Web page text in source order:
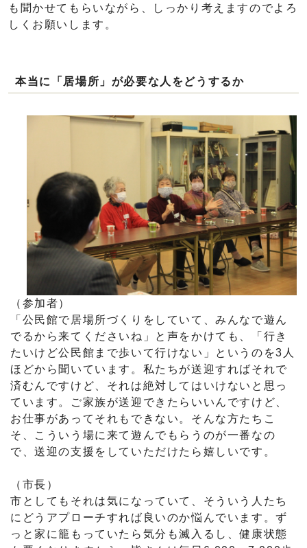
も聞かせてもらいながら、しっかり考えますのでよろ
しくお願いします。
本当に「居場所」が必要な人をどうするか
（参加者）
「公民館で居場所づくりをしていて、みんなで遊ん
でるから来てくださいね」と声をかけても、「行き
たいけど公民館まで歩いて行けない」というのを3人
ほどから聞いています。私たちが送迎すればそれで
済むんですけど、それは絶対してはいけないと思っ
ています。ご家族が送迎できたらいいんですけど、
お仕事があってそれもできない。そんな方たちこ
そ、こういう場に来て遊んでもらうのが一番なの
で、送迎の支援をしていただけたら嬉しいです。
（市長）
市としてもそれは気になっていて、そういう人たち
にどうアプローチすれば良いのか悩んでいます。ず
っと家に籠もっていたら気分も滅入るし、健康状態